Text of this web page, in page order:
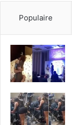
Populaire